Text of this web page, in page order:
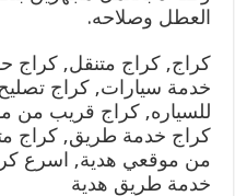
العطل وصلاحه.
كراج, كراج متنقل, كراج
خدمة سيارات, كراج
للسياره, كراج قريب من
كراج خدمة طريق, كراج
من موقعي هدية, اسرع
خدمة طريق هدية